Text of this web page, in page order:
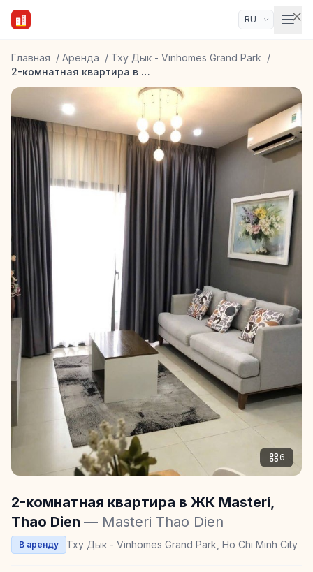
Главная / Аренда / Тху Дык - Vinhomes Grand Park /
2-комнатная квартира в ЖК Masteri, Thao Dien
6
2-комнатная квартира в ЖК Masteri,
Thao Dien — Masteri Thao Dien
В аренду Тху Дык - Vinhomes Grand Park, Ho Chi Minh City